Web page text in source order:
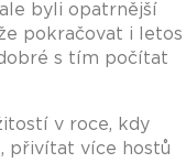
byli opatrnější
pokračovat i letos
s tím počítat
v roce, kdy
přivítat více hostů